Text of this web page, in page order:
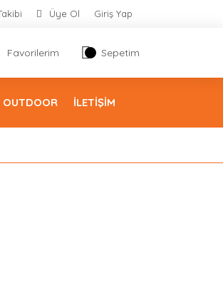
Üye Ol Giriş Yap
Favorilerim Sepetim
OUTDOOR İLETİŞİM